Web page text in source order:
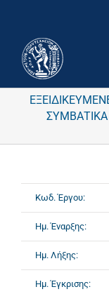
ΣΥΜΒΑΤΙΚΑ
Κωδ. Έργου:
Ημ. Έναρξης:
Ημ. Λήξης:
Ημ. Έγκρισης: